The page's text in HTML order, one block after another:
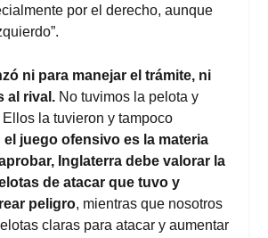
por el derecho, aunque
ni para manejar el trámite, ni
al rival. No tuvimos la pelota y
la tuvieron y tampoco
el juego ofensivo es la materia
Inglaterra debe valorar la
de atacar que tuvo y
peligro, mientras que nosotros
claras para atacar y aumentar